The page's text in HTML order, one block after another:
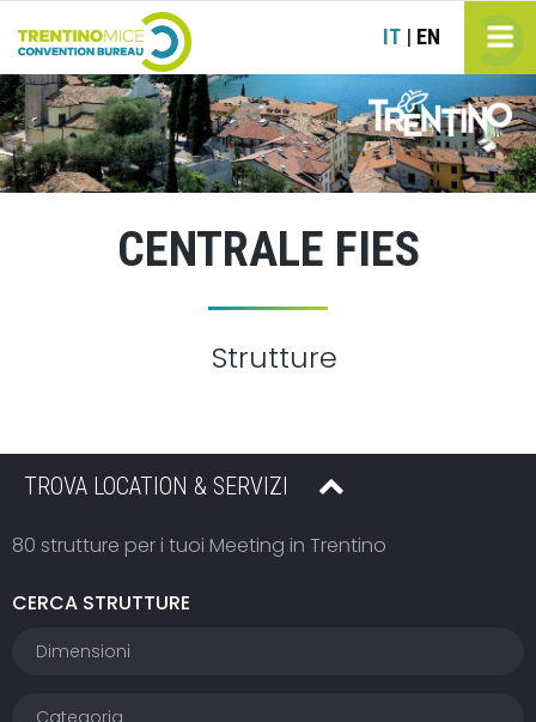
IT EN
CENTRALE FIES
Strutture
TROVA LOCATION & SERVIZI
80 strutture per i tuoi Meeting in Trentino
CERCA STRUTTURE